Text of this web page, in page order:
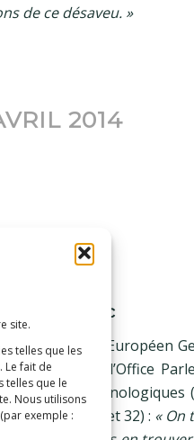
site.
telles que les
Le fait de
telles que le
Nous utilisons
(par exemple :
de ce désaveu. »
2014
du Pr Belec
Belec (Hôpital Européen
colloque de l’Office
et Technologiques
(voir p. 31 et 32) : « On